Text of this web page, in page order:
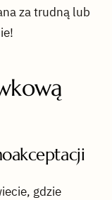
za trudną lub
gdzie